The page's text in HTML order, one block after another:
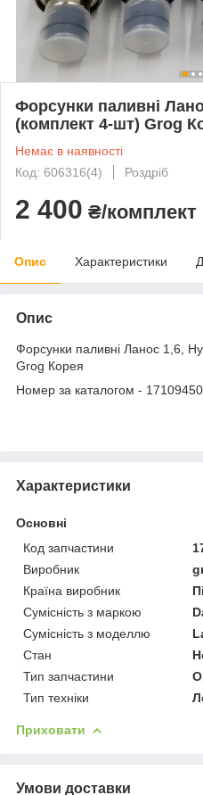
Форсунки паливні
(комплект 4-шт) Grog
Немає в наявності
Код: 606316(4)
Роздріб
2 400 ₴/комплект
Опис Характеристики
Опис
Форсунки паливні Ланос 1,6,
Grog Корея
Номер за каталогом - 17109450
Характеристики
Основні
Код запчастини
Виробник
Країна виробник
Сумісність з маркою
Сумісність з моделлю
Стан
Тип запчастини
Тип техніки
Приховати
Умови доставки